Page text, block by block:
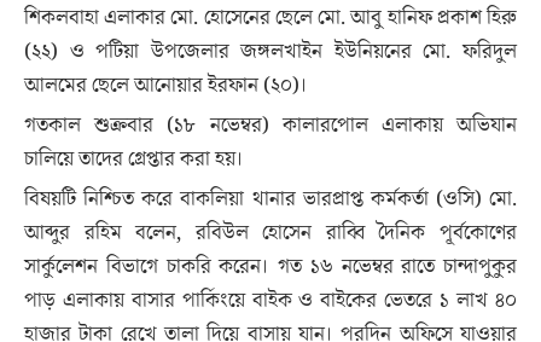
শিকলবাহা এলাকার মো. হোসেনের ছেলে মো. আবু হানিফ প্রকাশ হিরু
(২২) ও পটিয়া উপজেলার জঙ্গলখাইন ইউনিয়নের মো. ফরিদুল
আলমের ছেলে আনোয়ার ইরফান (২০)।
গতকাল শুক্রবার (১৮ নভেম্বর) কালারপোল এলাকায় অভিযান
চালিয়ে তাদের গ্রেপ্তার করা হয়।
বিষয়টি নিশ্চিত করে বাকলিয়া থানার ভারপ্রাপ্ত কর্মকর্তা (ওসি) মো.
আব্দুর রহিম বলেন, রবিউল হোসেন রাব্বি দৈনিক পূর্বকোণের
সার্কুলেশন বিভাগে চাকরি করেন। গত ১৬ নভেম্বর রাতে চান্দাপুকুর
পাড় এলাকায় বাসার পার্কিংয়ে বাইক ও বাইকের ভেতরে ১ লাখ ৪০
হাজার টাকা রেখে তালা দিয়ে বাসায় যান। পরদিন অফিসে যাওয়ার